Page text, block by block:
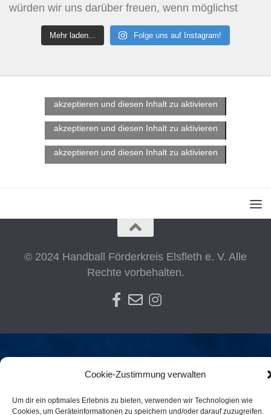
Cookie-Zustimmung verwalten
Um dir ein optimales Erlebnis zu bieten, verwenden wir Technologien wie
Cookies, um Geräteinformationen zu speichern und/oder darauf zuzugreifen.
Mehr laden... Folge uns auf Instagram!
akzeptieren und diesen Inhalt zu aktivieren
Klicke hier, um Marketing-Cookies zu
akzeptieren und diesen Inhalt zu aktivieren
Klicke hier, um Marketing-Cookies zu
akzeptieren und diesen Inhalt zu aktivieren
© 2024 Handball Förderkreis Elsfleth e. V. Alle
Rechte vorbehalten.